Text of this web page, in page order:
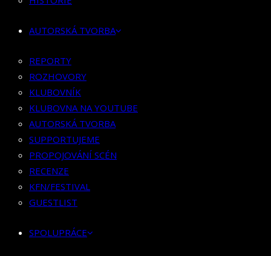
KLUBOVNA NA YOUTUBE
SUPPORTUJEME
PROPOJOVÁNÍ SCÉN
RECENZE
KFN/FESTIVAL
GUESTLIST
SPOLUPRÁCE
BOOKING
PR SPOLUPRÁCE
MERCH
AUTORSKÁ TVORBA
REPORTY
ROZHOVORY
KLUBOVNÍK
KLUBOVNA NA YOUTUBE
AUTORSKÁ TVORBA
SUPPORTUJEME
PROPOJOVÁNÍ SCÉN
RECENZE
KFN/FESTIVAL
GUESTLIST
SPOLUPRÁCE